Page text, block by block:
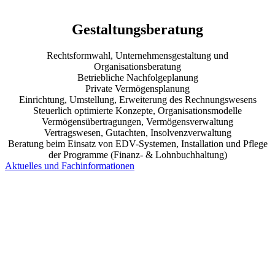
Gestaltungsberatung
Rechtsformwahl, Unternehmensgestaltung und
Organisationsberatung
Betriebliche Nachfolgeplanung
Private Vermögensplanung
Einrichtung, Umstellung, Erweiterung des Rechnungswesens
Steuerlich optimierte Konzepte, Organisationsmodelle
Vermögensübertragungen, Vermögensverwaltung
Vertragswesen, Gutachten, Insolvenzverwaltung
Beratung beim Einsatz von EDV-Systemen, Installation und Pflege
der Programme (Finanz- & Lohnbuchhaltung)
Aktuelles und Fachinformationen